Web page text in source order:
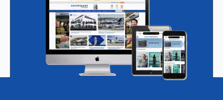
Magazine Podcasts Vacatures